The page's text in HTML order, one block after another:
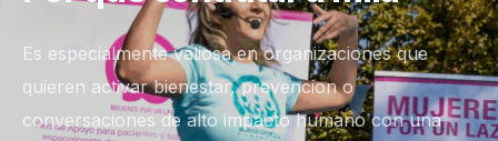
Es especialmente valiosa en organizaciones que
quieren activar bienestar, prevencion o
conversaciones de alto impacto humano con una